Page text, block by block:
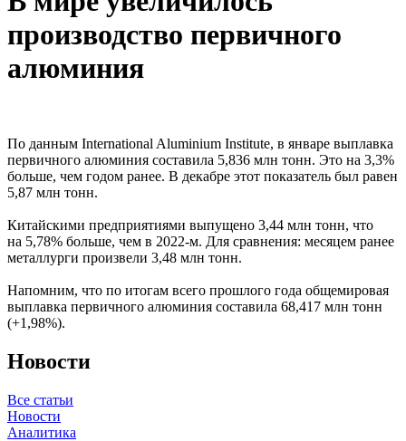
производство первичного
алюминия
По данным International Aluminium Institute, в январе выплавка
первичного алюминия составила 5,836 млн тонн. Это на 3,3%
больше, чем годом ранее. В декабре этот показатель был равен
5,87 млн тонн.
Китайскими предприятиями выпущено 3,44 млн тонн, что
на 5,78% больше, чем в 2022-м. Для сравнения: месяцем ранее
металлурги произвели 3,48 млн тонн.
Напомним, что по итогам всего прошлого года общемировая
выплавка первичного алюминия составила 68,417 млн тонн
(+1,98%).
Новости
Все статьи
Новости
Аналитика